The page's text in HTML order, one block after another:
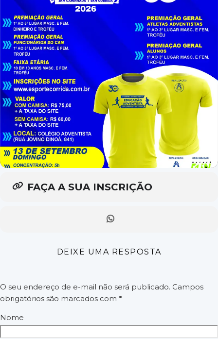
FAÇA A SUA INSCRIÇÃO
DEIXE UMA RESPOSTA
O seu endereço de e-mail não será publicado. Campos
obrigatórios são marcados com *
Nome